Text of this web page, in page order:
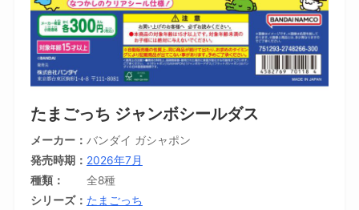
たまごっち ジャンボシールダス
メーカー
バンダイ ガシャポン
発売時期
2026年7月
種類
全8種
シリーズ
たまごっち